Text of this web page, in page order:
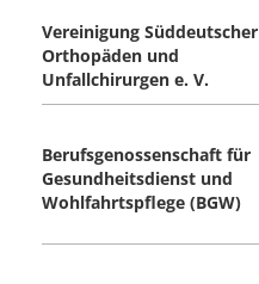
Vereinigung Süddeutscher
Orthopäden und
Unfallchirurgen e. V.
Berufsgenossenschaft für
Gesundheitsdienst und
Wohlfahrtspflege (BGW)